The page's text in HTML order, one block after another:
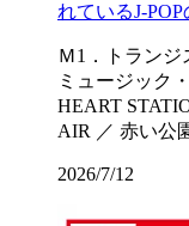
れているJ-
Ｍ1．トランジ
ミュージック
HEART
AIR ／ 赤い
2026/7/12